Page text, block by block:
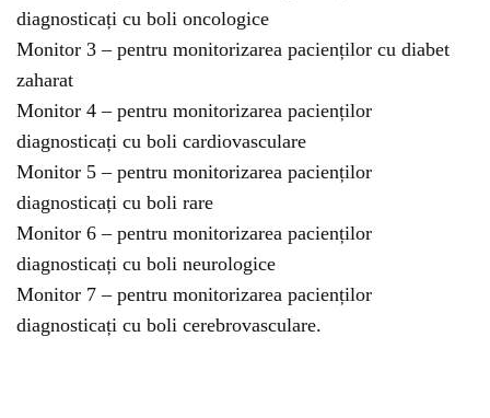
diagnosticați cu boli oncologice
Monitor 3 – pentru monitorizarea pacienților cu diabet
zaharat
Monitor 4 – pentru monitorizarea pacienților
diagnosticați cu boli cardiovasculare
Monitor 5 – pentru monitorizarea pacienților
diagnosticați cu boli rare
Monitor 6 – pentru monitorizarea pacienților
diagnosticați cu boli neurologice
Monitor 7 – pentru monitorizarea pacienților
diagnosticați cu boli cerebrovasculare.